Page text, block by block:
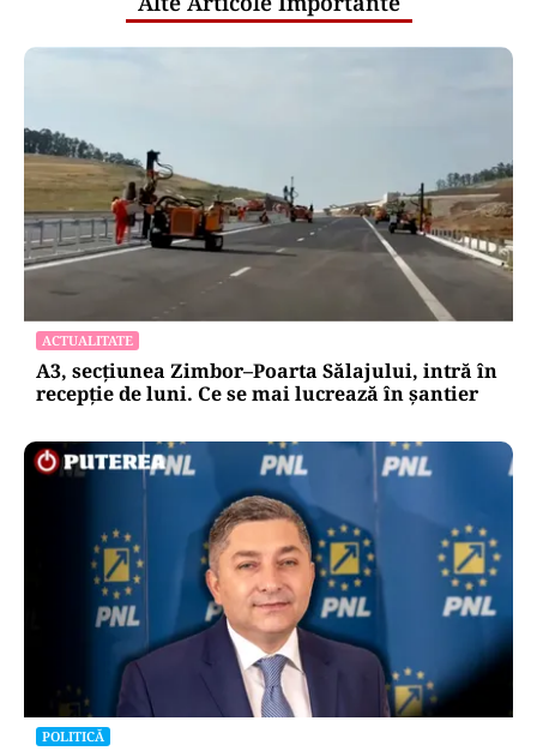
ACTUALITATE
A3, secțiunea Zimbor–Poarta Sălajului, intră în
recepție de luni. Ce se mai lucrează în șantier
POLITICĂ